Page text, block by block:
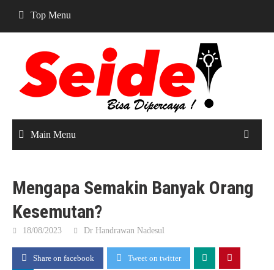
content
Top Menu
Main Menu
Mengapa Semakin Banyak Orang
Kesemutan?
18/08/2023 Dr Handrawan Nadesul
Share on facebook Tweet on twitter